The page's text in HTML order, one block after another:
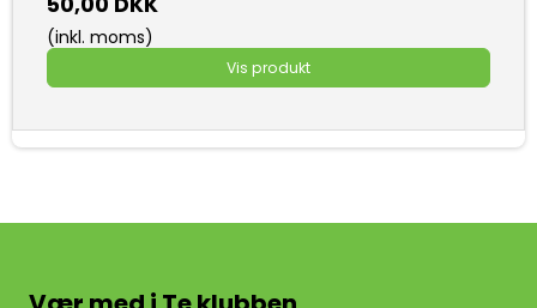
(inkl. moms)
Vis produkt